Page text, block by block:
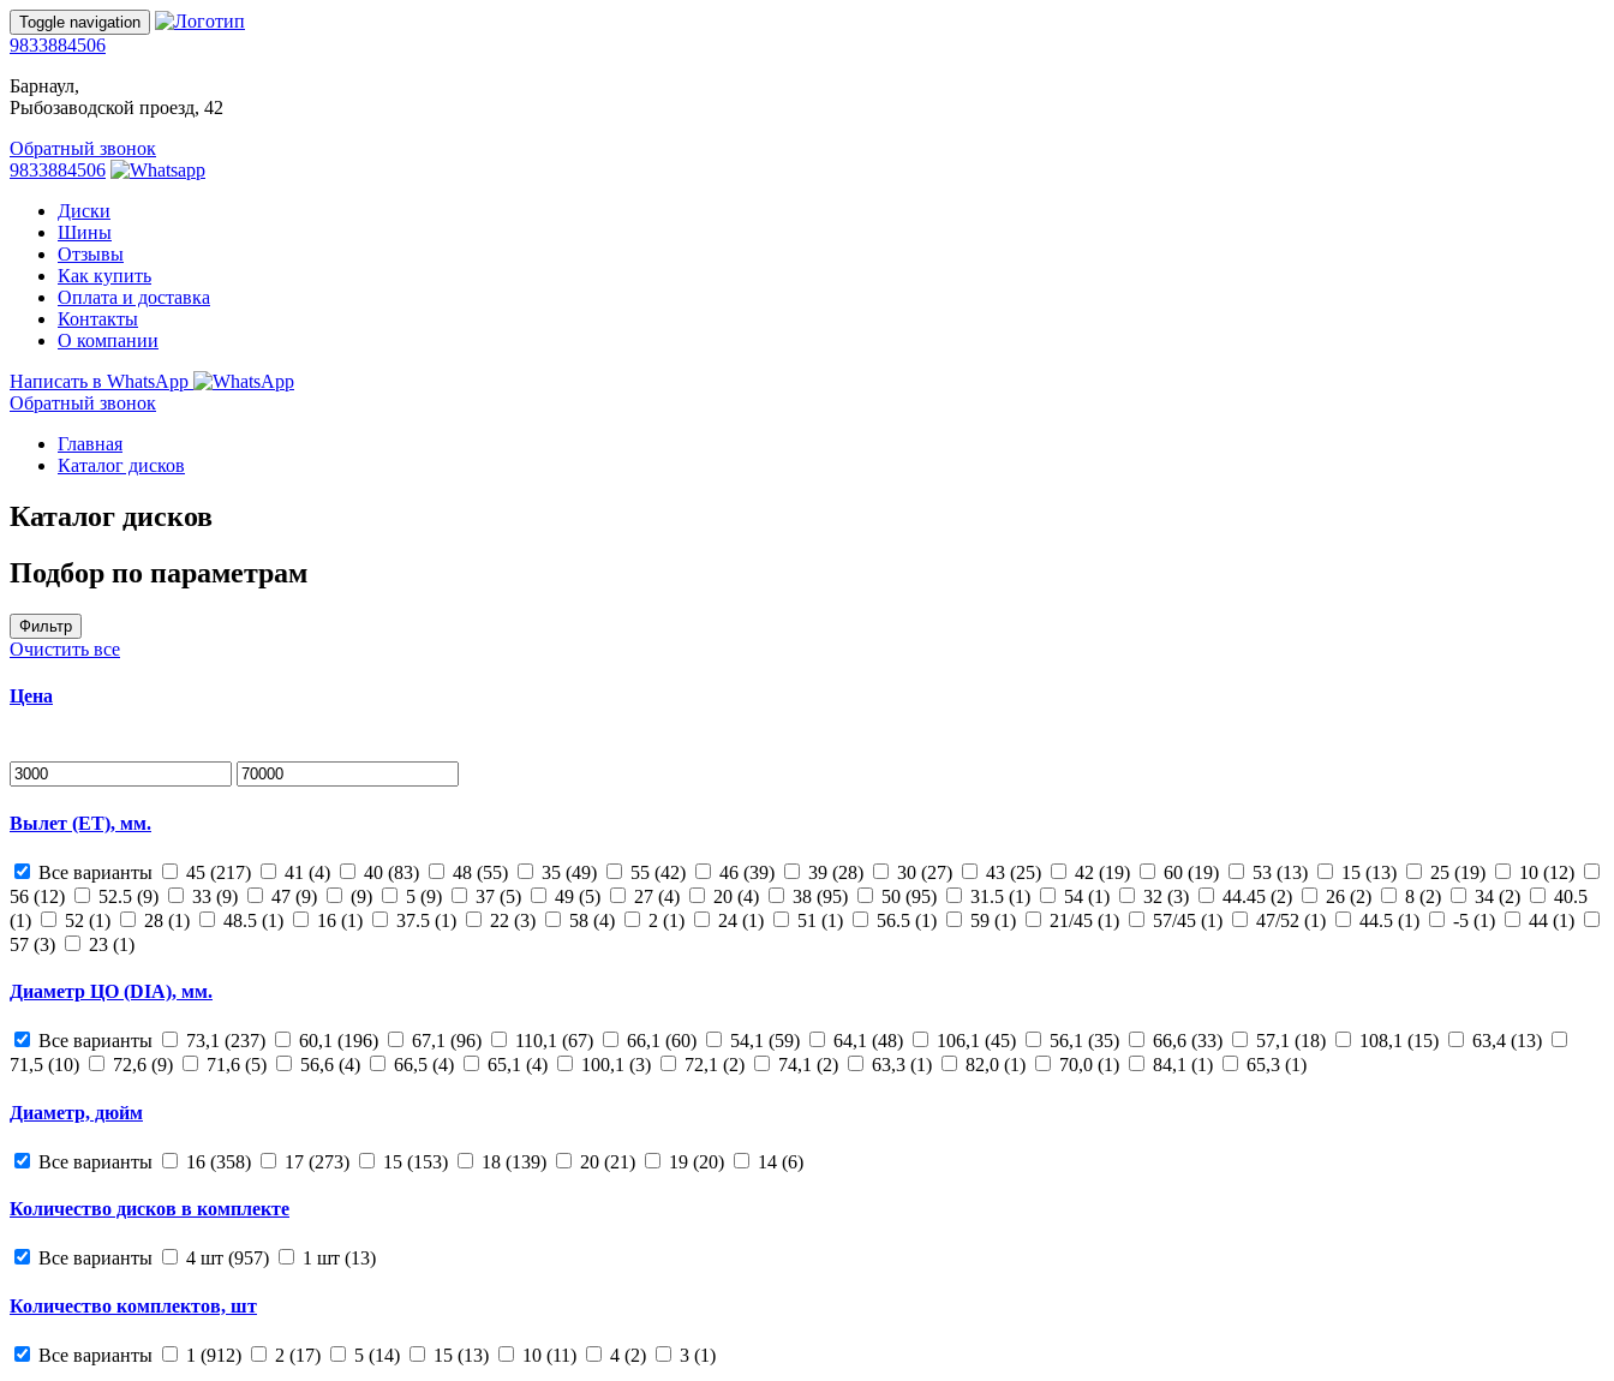
Toggle navigation
9833884506
Барнаул,
Рыбозаводской проезд, 42
Обратный звонок
9833884506
Диски
Шины
Отзывы
Как купить
Оплата и доставка
Контакты
О компании
Написать в WhatsApp
Обратный звонок
Главная
Каталог дисков
Каталог дисков
Подбор по параметрам
Фильтр
Очистить все
Цена
Вылет (ET), мм.
Все варианты 45 (217) 41 (4) 40 (83) 48 (55) 35 (49) 55 (42) 46 (39) 39 (28) 30 (27) 43 (25) 42 (19) 60 (19) 53 (13) 15 (13) 25 (19)
10 (12)
56 (12)
52.5 (9) 33 (9) 47 (9) (9) 5 (9) 37 (5) 49 (5) 27 (4) 20 (4) 38 (95) 50 (95) 31.5 (1) 54 (1) 32 (3) 44.45 (2) 26 (2) 8 (2) 34 (2)
40.5
(1)
52 (1) 28 (1) 48.5 (1) 16 (1) 37.5 (1) 22 (3) 58 (4) 2 (1) 24 (1) 51 (1) 56.5 (1) 59 (1) 21/45 (1) 57/45 (1) 47/52 (1) 44.5 (1) -5 (1)
44 (1)
57 (3)
23 (1)
Диаметр ЦО (DIA), мм.
Все варианты 73,1 (237) 60,1 (196) 67,1 (96) 110,1 (67) 66,1 (60) 54,1 (59) 64,1 (48) 106,1 (45) 56,1 (35) 66,6 (33) 57,1 (18) 108,1 (15)
63,4 (13)
71,5 (10)
72,6 (9) 71,6 (5) 56,6 (4) 66,5 (4) 65,1 (4) 100,1 (3) 72,1 (2) 74,1 (2) 63,3 (1) 82,0 (1) 70,0 (1) 84,1 (1) 65,3 (1)
Диаметр, дюйм
Все варианты 16 (358) 17 (273) 15 (153) 18 (139) 20 (21) 19 (20) 14 (6)
Количество дисков в комплекте
Все варианты 4 шт (957) 1 шт (13)
Количество комплектов, шт
Все варианты 1 (912) 2 (17) 5 (14) 15 (13) 10 (11) 4 (2) 3 (1)